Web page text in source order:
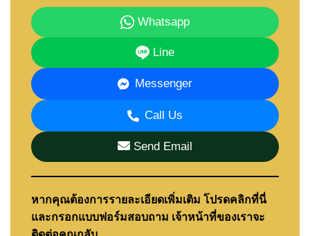
Whatsapp
Line
Messenger
Call Us
Send Email
หากคุณต้องการรายละเอียดเพิ่มเติม โปรดคลิกที่นี่
และกรอกแบบฟอร์มสอบถาม เจ้าหน้าที่ของเราจะ